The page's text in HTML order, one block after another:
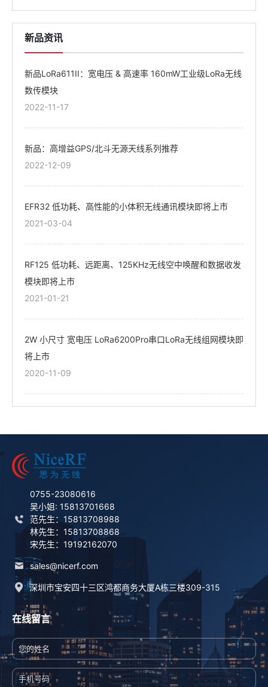
新品资讯
新品LoRa611II：宽电压 & 高速率 160mW工业级LoRa无线
数传模块
2022-11-17
新品：高增益GPS/北斗无源天线系列推荐
2022-12-09
EFR32 低功耗、高性能的小体积无线通讯模块即将上市
2021-03-04
RF125 低功耗、远距离、125KHz无线空中唤醒和数据收发
模块即将上市
2021-01-21
2W 小尺寸 宽电压 LoRa6200Pro串口LoRa无线组网模块即
将上市
2020-11-09
0755-23080616
吴小姐: 15813701668
范先生：15813708988
林先生：15813708868
宋先生：19192162070
sales@nicerf.com
深圳市宝安四十三区鸿都商务大厦A栋三楼309-315
在线留言